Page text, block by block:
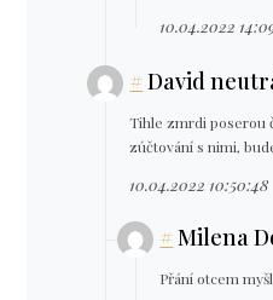
10.04.2022
#David
Tihle zmrdi poserou
zúčtování s nimi,
10.04.2022 10:50:48
#Milena
Přání otcem